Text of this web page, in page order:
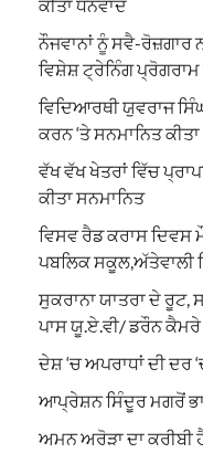
ਕੀਤਾ ਧੰਨਵਾਦ
ਨੌਜਵਾਨਾਂ ਨੂੰ ਸਵੈ-
ਵਿਸ਼ੇਸ਼ ਟ੍ਰੇਨਿੰਗ
ਵਿਦਿਆਰਥੀ ਯੁਵਰਾਜ
ਕਰਨ ‘ਤੇ ਸਨਮਾਨਿਤ ਕੀਤਾ
ਵੱਖ ਵੱਖ ਖੇਤਰਾਂ ਵਿੱਚ
ਕੀਤਾ ਸਨਮਾਨਿਤ
ਵਿਸਵ ਰੈਡ ਕਰਾਸ ਦਿਵਸ
ਪਬਲਿਕ ਸਕੂਲ,ਅੱਤੇਵਾਲੀ
ਸੁਕਰਾਨਾ ਯਾਤਰਾ ਦੇ
ਪਾਸ ਯੂ.ਏ.ਵੀ/ ਡਰੌਨ
ਦੇਸ਼ ‘ਚ ਅਪਰਾਧਾਂ ਦੀ ਦਰ
ਆਪ੍ਰੇਸ਼ਨ ਸਿੰਦੂਰ ਮਗਰੋਂ
ਅਮਨ ਅਰੋੜਾ ਦਾ ਕਰੀਬੀ